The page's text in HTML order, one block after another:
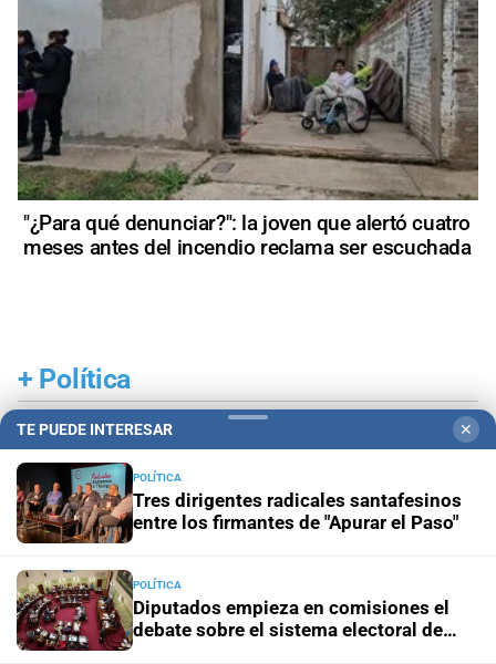
"¿Para qué denunciar?": la joven que alertó cuatro
meses antes del incendio reclama ser escuchada
+ Política
TE PUEDE INTERESAR ✕
POLÍTICA
Tres dirigentes radicales santafesinos
entre los firmantes de "Apurar el Paso"
POLÍTICA
Diputados empieza en comisiones el
debate sobre el sistema electoral de